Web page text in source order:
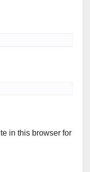
in this browser for